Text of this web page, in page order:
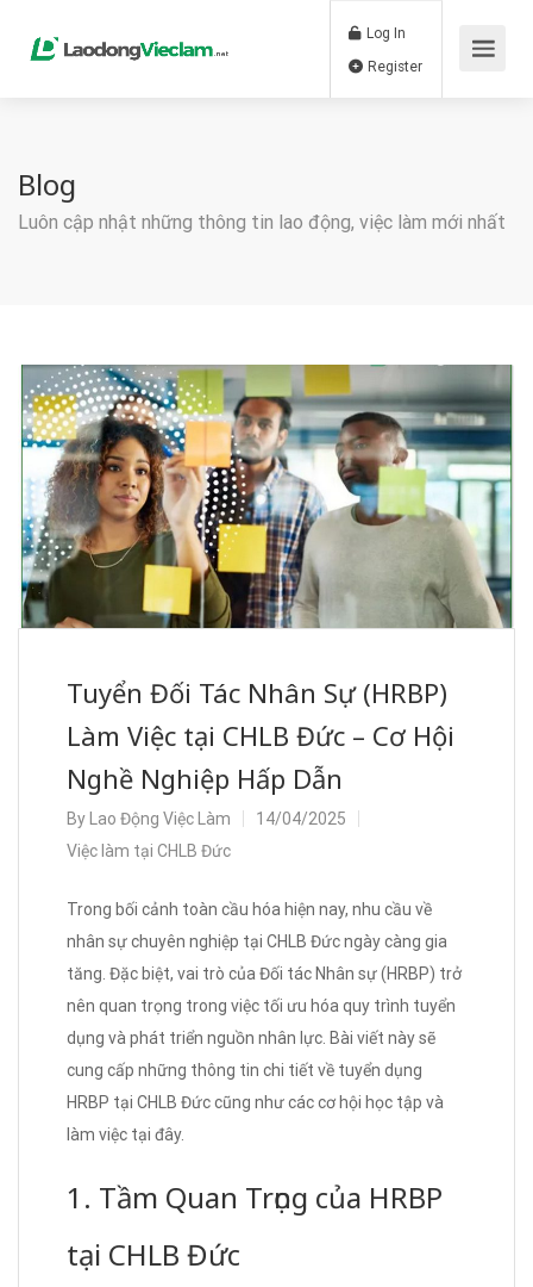
Log In
Blog
Luôn cập nhật những thông tin lao động, việc làm mới nhất
Tuyển Đối Tác Nhân Sự (HRBP)
Làm Việc tại CHLB Đức – Cơ Hội
Nghề Nghiệp Hấp Dẫn
By Lao Động Việc Làm
14/04/2025
Việc làm tại CHLB Đức
Trong bối cảnh toàn cầu hóa hiện nay, nhu cầu về
nhân sự chuyên nghiệp tại CHLB Đức ngày càng gia
tăng. Đặc biệt, vai trò của Đối tác Nhân sự (HRBP) trở
nên quan trọng trong việc tối ưu hóa quy trình tuyển
dụng và phát triển nguồn nhân lực. Bài viết này sẽ
cung cấp những thông tin chi tiết về tuyển dụng
HRBP tại CHLB Đức cũng như các cơ hội học tập và
làm việc tại đây.
1. Tầm Quan Trọng của HRBP
tại CHLB Đức